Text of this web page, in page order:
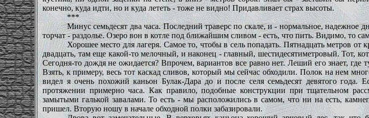
конечно, куда идти, но и куда лететь - тоже не видно! Придавливает страх высоты.
***
Минус семьдесят два часа. Последний траверс по скале, и - нормальное,
торчат - раздолье. Озеро вон в котле под ближайшим сливом - есть, что пить. Видимо, то
Хорошее место для лагеря. Самое то, чтобы в сель попадать. Пятнадцать метров от
двадцать, там еще какой-то мелочный, и наконец - главный, шестидесятиметровый. Тот,
Сегодня-то дождя не ожидается? Впрочем, вариантов все равно нет. Леший его знает,
Взять, к примеру, весь тот каскад сливов, который мы сейчас обходили. Полок на нем
видел я очень похожий каньон Булак-Дара до и после селя семьдесят девятого
протяжении примерно часа. Как правило, подобные конструкции при тщательном
замытыми галькой завалами. То есть - мы расположились в самом, что ни на есть,
пришел. Вторую ношу в начале обходной полки забазировали.